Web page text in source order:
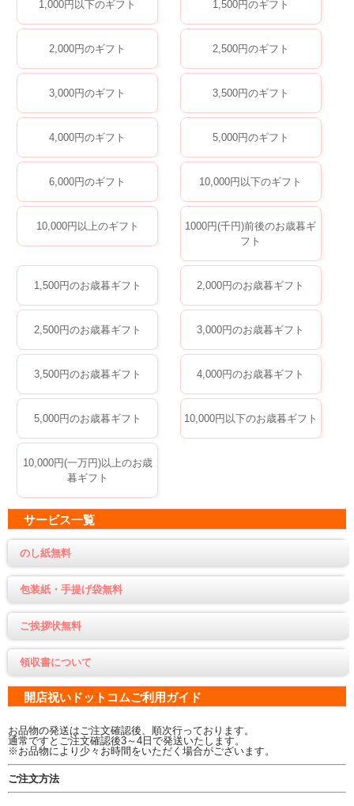
1,000円以下のギフト 1,500円のギフト
2,000円のギフト 2,500円のギフト
3,000円のギフト 3,500円のギフト
4,000円のギフト 5,000円のギフト
6,000円のギフト 10,000円以下のギフト
10,000円以上のギフト
1000円(千円)前後のお歳暮ギ
フト
1,500円のお歳暮ギフト 2,000円のお歳暮ギフト
2,500円のお歳暮ギフト 3,000円のお歳暮ギフト
3,500円のお歳暮ギフト 4,000円のお歳暮ギフト
5,000円のお歳暮ギフト 10,000円以下のお歳暮ギフト
10,000円(一万円)以上のお歳
暮ギフト
サービス一覧
のし紙無料
包装紙・手提げ袋無料
ご挨拶状無料
領収書について
開店祝いドットコムご利用ガイド
お品物の発送はご注文確認後、順次行っております。
通常ですとご注文確認後3～4日で発送いたします。
※お品物により少々お時間をいただく場合がございます。
ご注文方法